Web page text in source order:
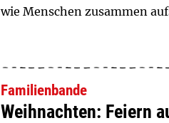
wie Menschen zusammen
Familienbande
Weihnachten: Feiern